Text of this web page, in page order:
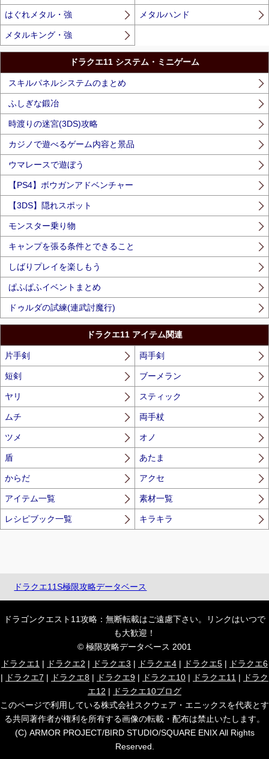
はぐれメタル・強 メタルハンド
メタルキング・強
ドラクエ11 システム・ミニゲーム
スキルパネルシステムのまとめ
ふしぎな鍛冶
時渡りの迷宮(3DS)攻略
カジノで遊べるゲーム内容と景品
ウマレースで遊ぼう
【PS4】ボウガンアドベンチャー
【3DS】隠れスポット
モンスター乗り物
キャンプを張る条件とできること
しばりプレイを楽しもう
ぱふぱふイベントまとめ
ドゥルダの試練(連武討魔行)
ドラクエ11 アイテム関連
片手剣 両手剣
短剣 ブーメラン
ヤリ スティック
ムチ 両手杖
ツメ オノ
盾 あたま
からだ アクセ
アイテム一覧 素材一覧
レシピブック一覧 キラキラ
ドラクエ11S極限攻略データベース
ドラゴンクエスト11攻略：無断転載はご遠慮下さい。リンクはいつで
も大歓迎！
© 極限攻略データベース 2001
ドラクエ1 | ドラクエ2 | ドラクエ3 | ドラクエ4 | ドラクエ5 |
ドラクエ6
|
ドラクエ7 | ドラクエ8 | ドラクエ9 | ドラクエ10 | ドラクエ11 |
ドラク
エ12 |
ドラクエ10ブログ
このページで利用している株式会社スクウェア・エニックスを代表とす
る共同著作者が権利を所有する画像の転載・配布は禁止いたします。
(C) ARMOR PROJECT/BIRD STUDIO/SQUARE ENIX All Rights
Reserved.